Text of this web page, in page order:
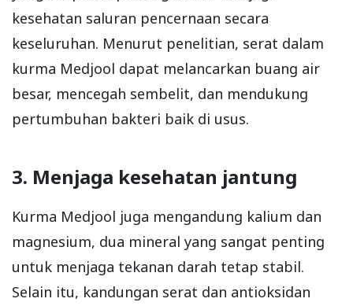
kesehatan saluran pencernaan secara
keseluruhan. Menurut penelitian, serat dalam
kurma Medjool dapat melancarkan buang air
besar, mencegah sembelit, dan mendukung
pertumbuhan bakteri baik di usus.
3. Menjaga kesehatan jantung
Kurma Medjool juga mengandung kalium dan
magnesium, dua mineral yang sangat penting
untuk menjaga tekanan darah tetap stabil.
Selain itu, kandungan serat dan antioksidan